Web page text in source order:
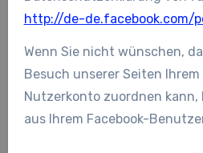
http://de-de.facebook.com/
Wenn Sie nicht wünschen,
Besuch unserer Seiten Ihrem
Nutzerkonto zuordnen
aus Ihrem Facebook-